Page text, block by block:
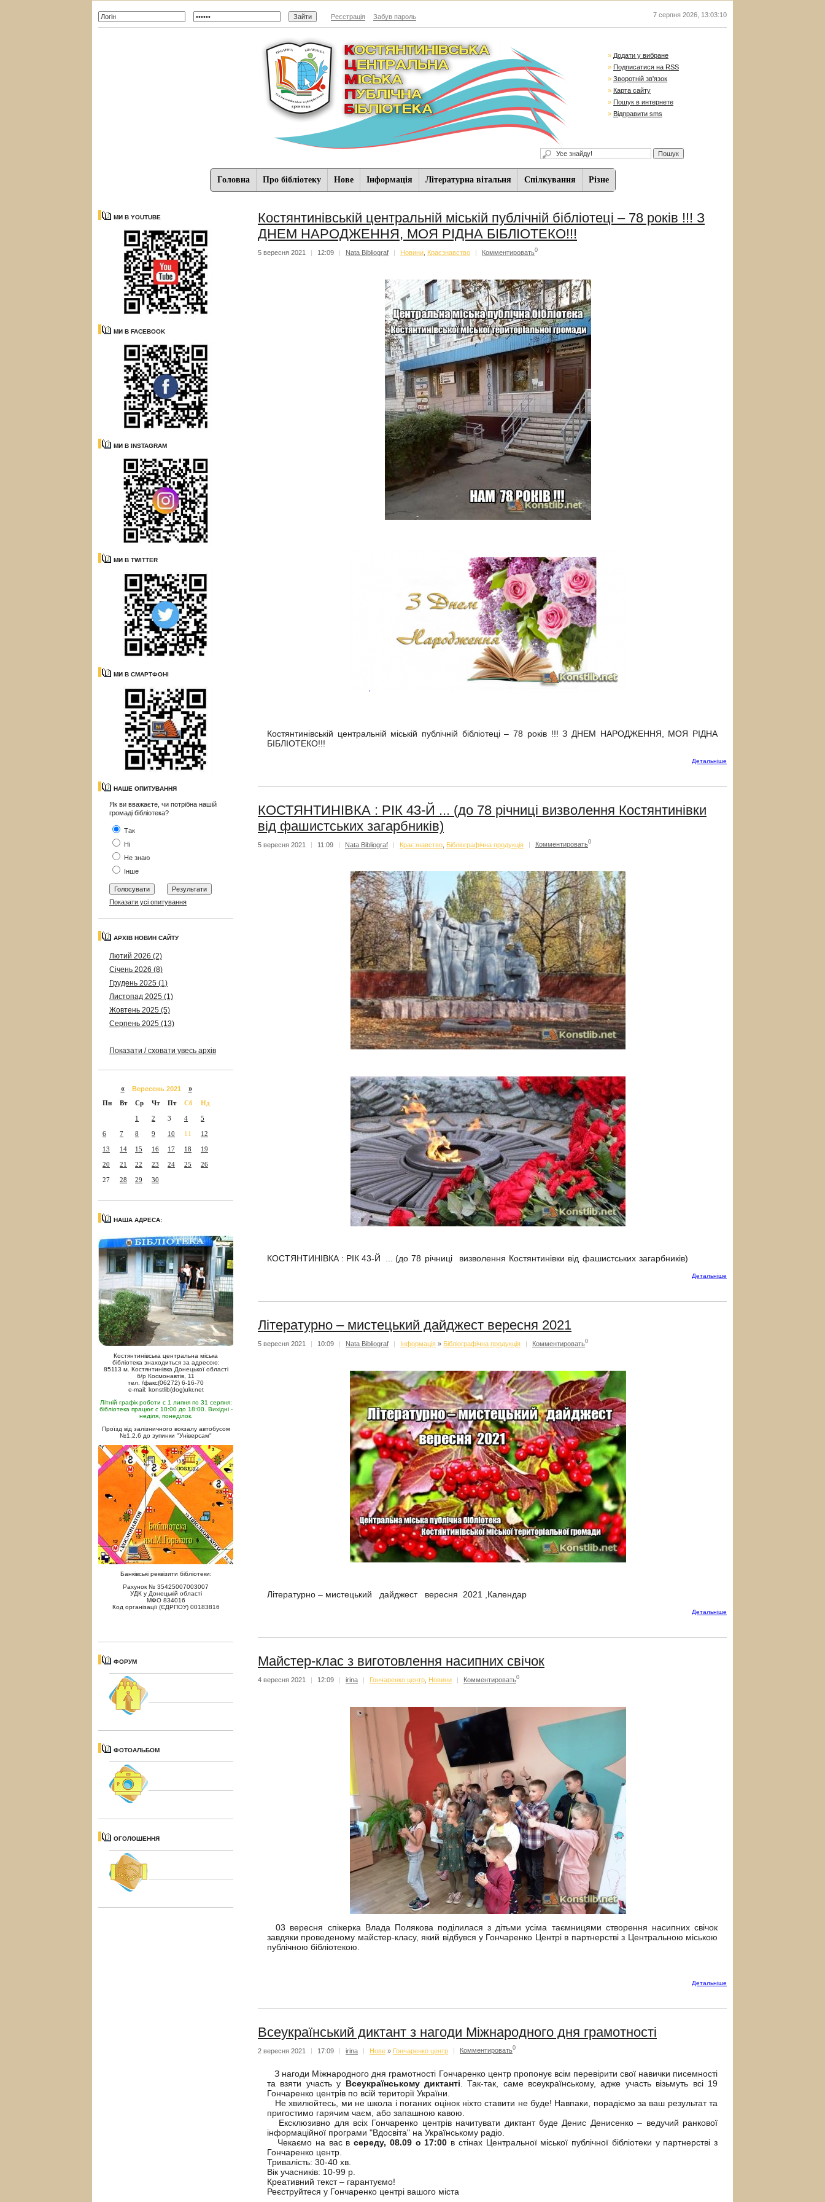
Реєстрація Забув пароль 7 серпня 2026 13:03:12
» Додати у вибране
» Подписатися на RSS
» Зворотній зв'язок
» Карта сайту
» Пошук в интернете
» Відправити sms
Головна Про бібліотеку Нове Iнформацiя Літературна вітальня Спiлкування Різне
МИ В YOUTUBE
МИ В FACEBOOK
МИ В INSTAGRAM
МИ В TWITTER
МИ В СМАРТФОНІ
НАШЕ ОПИТУВАННЯ
Як ви вважаєте, чи потрібна нашій
громаді бібліотека?
Так
Ні
Не знаю
Інше
Показати усі опитування
АРХІВ НОВИН САЙТУ
Лютий 2026 (2)
Січень 2026 (8)
Грудень 2025 (1)
Листопад 2025 (1)
Жовтень 2025 (5)
Серпень 2025 (13)
Показати / сховати увесь архів
«Вересень 2021 »
Пн
Вт Ср Чт Пт Сб Нд
1 2 3 4 5
6 7 8 9 10 11 12
13 14 15 16 17 18 19
20 21 22 23 24 25 26
27 28 29 30
НАША АДРЕСА:
Костянтинівська центральна міська
бібліотека знаходиться за адресою:
85113 м. Костянтинівка Донецької області
б/р Космонавтів, 11
тел. /факс(06272) 6-16-70
e-mail: konstlib(dog)ukr.net
Літній графік роботи с 1 липня по 31 серпня:
бібліотека працює с 10:00 до 18:00. Вихідні -
неділя, понеділок.
Проїзд від залізничного вокзалу автобусом
№1,2,6 до зупинки "Універсам"
Банківські реквізити бібліотеки:
Рахунок № 35425007003007
УДК у Донецькій області
МФО 834016
Код організації (ЄДРПОУ) 00183816
ФОРУМ
ФОТОАЛЬБОМ
ОГОЛОШЕННЯ
Костянтинівській центральній міській публічній бібліотеці – 78 років !!! З
ДНЕМ НАРОДЖЕННЯ, МОЯ РІДНА БІБЛІОТЕКО!!!
5 вересня 2021 | 12:09 | Nata Bibliograf | Новини Краєзнавство | Комментировать0
Костянтинівській центральній міській публічній бібліотеці – 78 років !!! З ДНЕМ НАРОДЖЕННЯ, МОЯ РІДНА
БІБЛІОТЕКО!!!
Детальнiше
КОСТЯНТИНІВКА : РІК 43-Й ... (до 78 річниці визволення Костянтинівки
від фашистських загарбників)
5 вересня 2021 11:09 Nata Bibliograf Краєзнавство Бібліографічна продукція Комментировать0
КОСТЯНТИНІВКА : РІК 43-Й ... (до 78 річниці визволення Костянтинівки від фашистських загарбників)
Детальнiше
Літературно – мистецький дайджест вересня 2021
5 вересня 2021 | 10:09 | Nata Bibliograf | Iнформацiя » Бібліографічна продукція | Комментировать0
Літературно – мистецький дайджест вересня 2021 , Календар
Детальнiше
Майстер-клас з виготовлення насипних свічок
4 вересня 2021 | 12:09 | irina | Гончаренко центр Новини | Комментировать0
03 вересня спікерка Влада Полякова поділилася з дітьми усіма таємницями створення насипних свічок
завдяки проведеному майстер-класу, який відбувся у Гончаренко Центрі в партнерстві з Центральною міською
публічною бібліотекою.
Детальнiше
Всеукраїнський диктант з нагоди Міжнародного дня грамотності
2 вересня 2021 17:09 irina Нове » Гончаренко центр Комментировать0
З нагоди Міжнародного дня грамотності Гончаренко центр пропонує всім перевірити свої навички писемності
та взяти участь у Всеукраїнському диктанті. Так-так, саме всеукраїнському, адже участь візьмуть всі 19
Гончаренко центрів по всій території України.
Не хвилюйтесь, ми не школа і поганих оцінок ніхто ставити не буде! Навпаки, порадіємо за ваш результат та
пригостимо гарячим чаєм, або запашною кавою.
Ексклюзивно для всіх Гончаренко центрів начитувати диктант буде Денис Денисенко – ведучий ранкової
інформаційної програми "Вдосвіта" на Українському радіо.
Чекаємо на вас всереду, 08.09 о 17:00 в стінах Центральної міської публічної бібліотеки у партнерстві з
Гончаренко центр.
Тривалість: 30-40 хв.
Вік учасників: 10-99 р.
Креативний текст – гарантуємо!
Реєструйтеся у Гончаренко центрі вашого міста